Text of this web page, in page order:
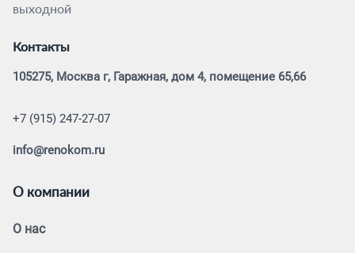
выходной
Контакты
105275, Москва г, Гаражная, дом 4, помещение 65,66
+7 (915) 247-27-07
info@renokom.ru
О компании
О нас